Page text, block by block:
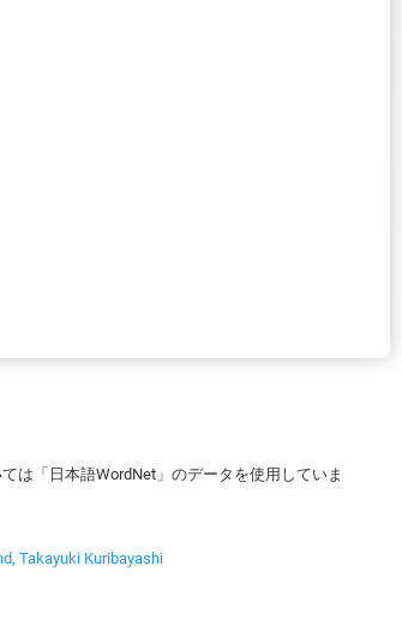
は「日本語WordNet」のデータを使用していま
Takayuki Kuribayashi